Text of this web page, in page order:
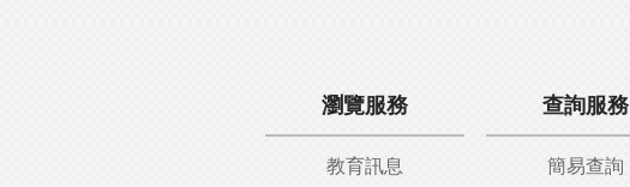
瀏覽服務
教育訊息
查詢服務
簡易查詢